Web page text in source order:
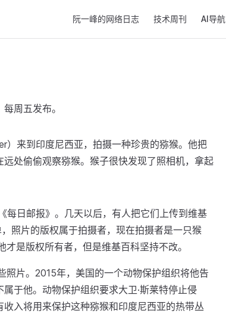
阮一峰的网络日志 技术周刊 AI导航
周五发布。
来到印度尼西亚，拍摄一种珍贵的猕猴。他把
处偷偷观察猕猴。猴子很快发现了照相机，拿起
每日邮报》。几天以后，有人把它们上传到维基
照片的版权属于拍摄者，现在拍摄者是一只猴
是版权所有者，但是维基百科坚持不改。
照片。2015年，美国的一个动物保护组织将他告
于他。动物保护组织要求大卫·斯莱特停止侵
入将用来保护这种猕猴和印度尼西亚的热带丛